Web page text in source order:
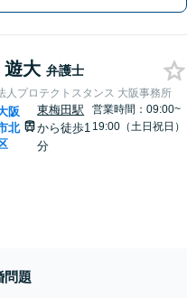
遊大 弁護士
人プロテクトスタンス 大阪事務所
阪
北
東梅田駅
から徒歩1
分
営業時間：09:00~
19:00（土日祝日）
問題